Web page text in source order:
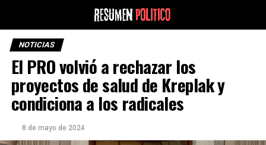
NOTICIAS
El PRO volvió a rechazar los
proyectos de salud de Kreplak y
condiciona a los radicales
8 de mayo de 2024